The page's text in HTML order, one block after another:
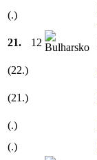
(.)
21. 12
(22.)
(21.)
(.)
(.)